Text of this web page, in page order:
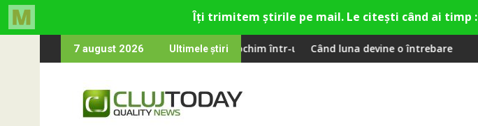
to
7 august 2026 Ultimele știri
fosta platformă Carbochim într-un nou centru cultural și de divertisment din Cluj-Napoca
Când luna devine o întrebare